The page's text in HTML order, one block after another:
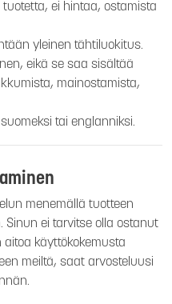
tuotetta, ei hintaa, ostamista
yleinen tähtiluokitus.
eikä se saa sisältää
mainostamista,
tai englanniksi.
menemällä tuotteen
Sinun ei tarvitse olla ostanut
käyttökokemusta
meiltä, saat arvosteluusi